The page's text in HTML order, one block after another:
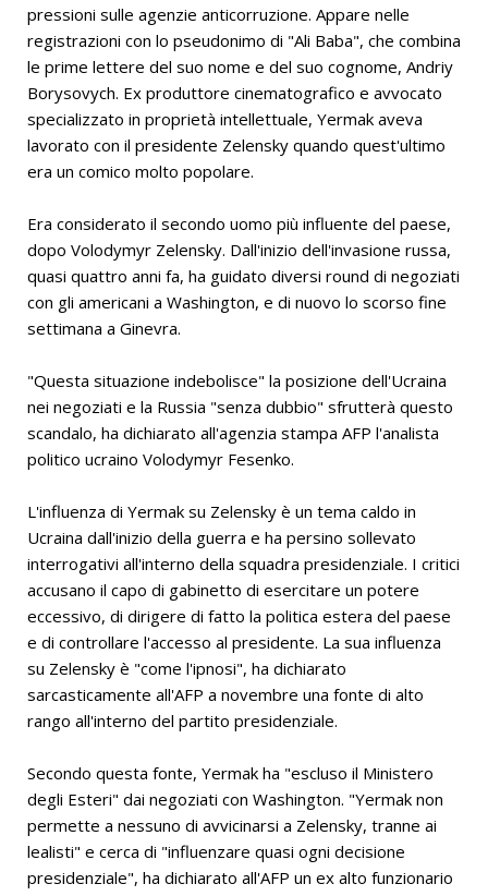
pressioni sulle agenzie anticorruzione. Appare nelle
registrazioni con lo pseudonimo di "Ali Baba", che combina
le prime lettere del suo nome e del suo cognome, Andriy
Borysovych. Ex produttore cinematografico e avvocato
specializzato in proprietà intellettuale, Yermak aveva
lavorato con il presidente Zelensky quando quest'ultimo
era un comico molto popolare.
Era considerato il secondo uomo più influente del paese,
dopo Volodymyr Zelensky. Dall'inizio dell'invasione russa,
quasi quattro anni fa, ha guidato diversi round di negoziati
con gli americani a Washington, e di nuovo lo scorso fine
settimana a Ginevra.
"Questa situazione indebolisce" la posizione dell'Ucraina
nei negoziati e la Russia "senza dubbio" sfrutterà questo
scandalo, ha dichiarato all'agenzia stampa AFP l'analista
politico ucraino Volodymyr Fesenko.
L'influenza di Yermak su Zelensky è un tema caldo in
Ucraina dall'inizio della guerra e ha persino sollevato
interrogativi all'interno della squadra presidenziale. I critici
accusano il capo di gabinetto di esercitare un potere
eccessivo, di dirigere di fatto la politica estera del paese
e di controllare l'accesso al presidente. La sua influenza
su Zelensky è "come l'ipnosi", ha dichiarato
sarcasticamente all'AFP a novembre una fonte di alto
rango all'interno del partito presidenziale.
Secondo questa fonte, Yermak ha "escluso il Ministero
degli Esteri" dai negoziati con Washington. "Yermak non
permette a nessuno di avvicinarsi a Zelensky, tranne ai
lealisti" e cerca di "influenzare quasi ogni decisione
presidenziale", ha dichiarato all'AFP un ex alto funzionario